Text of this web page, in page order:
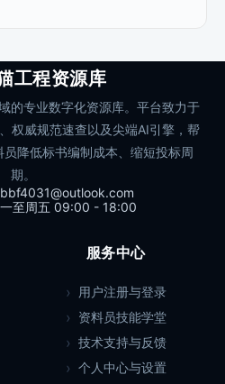
工程资源库
的专业数字化资源库。平台致力于
权威规范速查以及尖端AI引擎，帮
降低标书编制成本、缩短投标周
期。
至周五 09:00 - 18:00
服务中心
用户注册与登录
资料员技能学堂
技术支持与反馈
个人中心与设置